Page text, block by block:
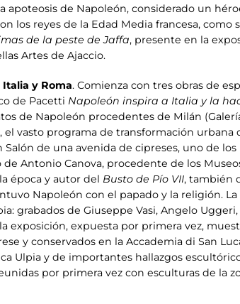
apoteosis de Napoleón, considerado un
reyes de la Edad Media francesa, como
de la peste de Jaffa, presente en la
Artes de Ajaccio.
y Roma. Comienza con tres obras de
de Pacetti Napoleón inspira a Italia y la
de Napoleón procedentes de Milán
vasto programa de transformación urbana
de una avenida de cipreses, uno de
Antonio Canova, procedente de los
época y autor del Busto de Pío VII, también
Napoleón con el papado y la religión.
grabados de Giuseppe Vasi, Angelo
exposición, expuesta por primera vez,
y conservados en la Accademia di San
Ulpia y de importantes hallazgos
por primera vez con esculturas de la